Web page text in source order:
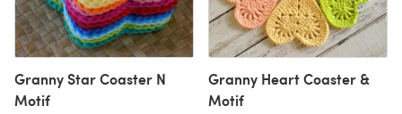
Granny Star Coaster N
Motif
Granny Heart Coaster &
Motif